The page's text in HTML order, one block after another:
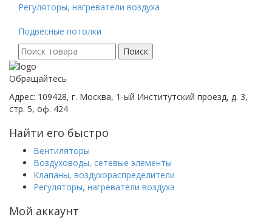
Регуляторы, нагреватели воздуха
Подвесные потолки
Поиск
для:
Поиск
Обращайтесь
Адрес: 109428, г. Москва, 1-ый Институтский проезд, д. 3,
стр. 5, оф. 424
Найти его быстро
Вентиляторы
Воздуховоды, сетевые элементы
Клапаны, воздухораспределители
Регуляторы, нагреватели воздуха
Мой аккаунт